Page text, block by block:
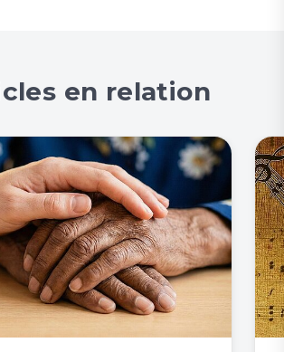
en relation